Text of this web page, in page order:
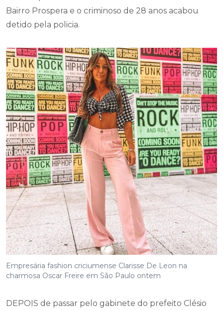
Empresária fashion criciumense Clarisse De Leon na
charmosa Oscar Freire em São Paulo ontem
DEPOIS de passar pelo gabinete do prefeito Clésio
dos Estados Unidos em Porto Alegre, Shane